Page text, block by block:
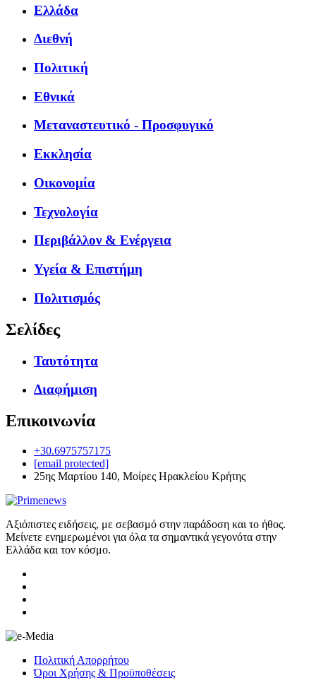
Ελλάδα
Διεθνή
Πολιτική
Εθνικά
Μεταναστευτικό - Προσφυγικό
Εκκλησία
Οικονομία
Τεχνολογία
Περιβάλλον & Ενέργεια
Υγεία & Επιστήμη
Πολιτισμός
Σελίδες
Ταυτότητα
Διαφήμιση
Επικοινωνία
+30.6975757175
[email protected]
25ης Μαρτίου 140, Μοίρες Ηρακλείου Κρήτης
Αξιόπιστες ειδήσεις, με σεβασμό στην παράδοση και το ήθος.
Μείνετε ενημερωμένοι για όλα τα σημαντικά γεγονότα στην
Ελλάδα και τον κόσμο.
Πολιτική Απορρήτου
Όροι Χρήσης & Προϋποθέσεις